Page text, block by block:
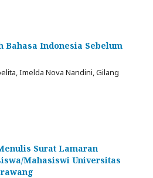
Bahasa Indonesia Sebelum
Imelda Nova Nandini, Gilang
Surat Lamaran
Mahasiswi Universitas